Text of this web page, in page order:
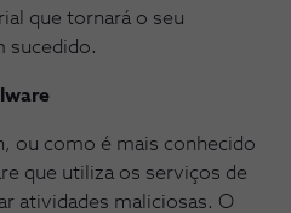
que tornará o seu
sucedido.
ou como é mais conhecido
que utiliza os serviços de
atividades maliciosas. O